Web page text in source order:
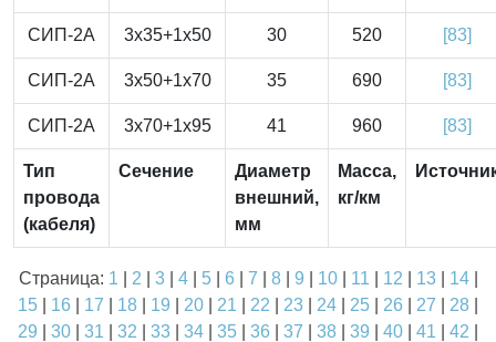
СИП-2А 3x35+1x50 30 520 [83]
СИП-2А 3x50+1x70 35 690 [83]
СИП-2А 3x70+1x95 41 960 [83]
Тип
провода
(кабеля)
Сечение
Диаметр
внешний,
мм
Масса,
кг/км
Страница: 1 2 3| 4| 5| 6 7 8| 9 10| 11 12 13| 14|
15
16 17 18 19 20 21 22 23 24 25 26 27 28
29
30 31 32 33 34 35 36 37 38 39 40 41 42